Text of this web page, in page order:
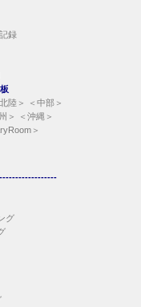
録
北陸 ＞ ＜ 中部 ＞
＞ ＜ 沖縄 ＞
＞
グ